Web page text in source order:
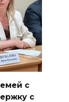
с
с